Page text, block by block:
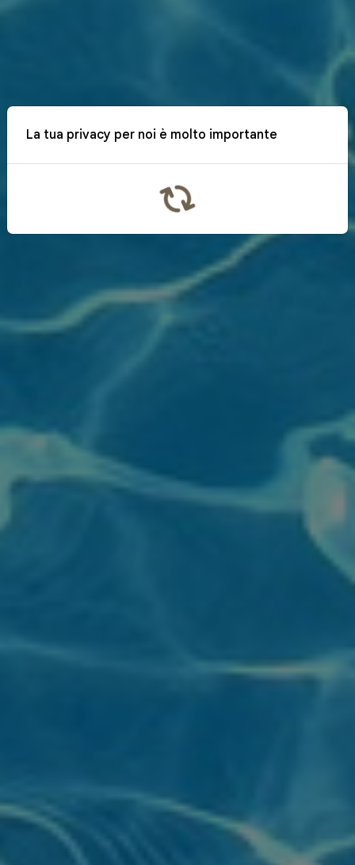
La tua privacy per noi è molto importante